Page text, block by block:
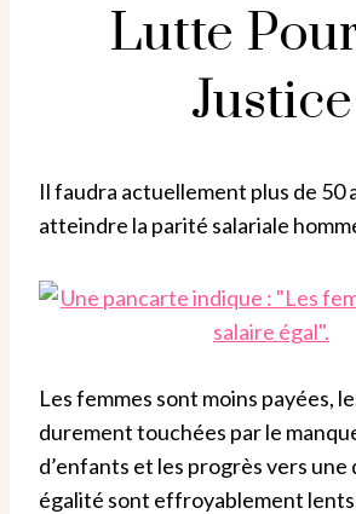
Lutte
Justice
Il faudra actuellement plus de 50
atteindre la parité salariale
Les femmes sont moins payées,
durement touchées par le
d’enfants et les progrès vers
égalité sont effroyablement